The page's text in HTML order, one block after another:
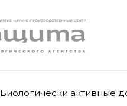
Биологически активные